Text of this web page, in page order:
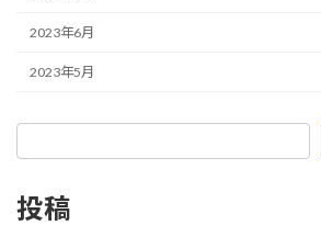
2023年6月
2023年5月
投稿